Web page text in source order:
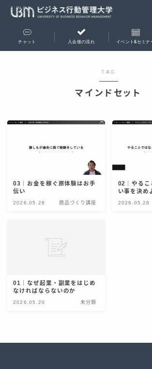
支部会
成果報告会
セミナー
公式教材
報告・アウトプットフォーム
チャット 入会後の流れ イベント&セミナ
TAG
マインドセット
03｜お金を稼ぐ原体験はお手
伝い
2026.05.28 商品づくり講座
02｜やるこ
い事を決め
2026.05.28
01｜なぜ起業・副業をはじめ
なければならないのか
2026.05.20 未分類